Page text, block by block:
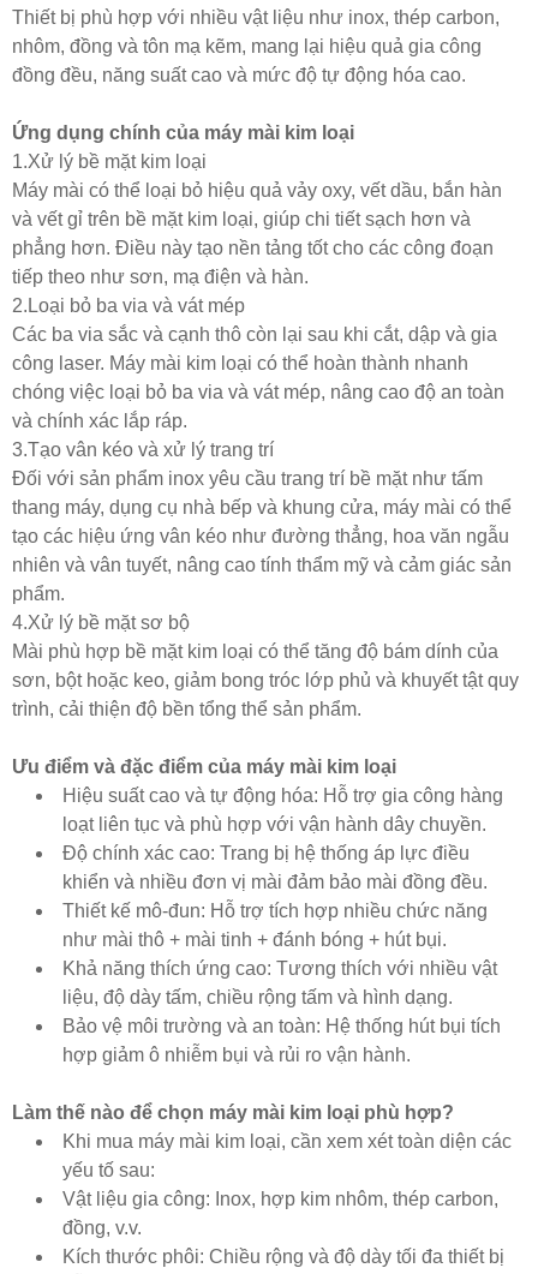
Thiết bị phù hợp với nhiều vật liệu như inox, thép carbon,
nhôm, đồng và tôn mạ kẽm, mang lại hiệu quả gia công
đồng đều, năng suất cao và mức độ tự động hóa cao.
Ứng dụng chính của máy mài kim loại
1.Xử lý bề mặt kim loại
Máy mài có thể loại bỏ hiệu quả vảy oxy, vết dầu, bắn hàn
và vết gỉ trên bề mặt kim loại, giúp chi tiết sạch hơn và
phẳng hơn. Điều này tạo nền tảng tốt cho các công đoạn
tiếp theo như sơn, mạ điện và hàn.
2.Loại bỏ ba via và vát mép
Các ba via sắc và cạnh thô còn lại sau khi cắt, dập và gia
công laser. Máy mài kim loại có thể hoàn thành nhanh
chóng việc loại bỏ ba via và vát mép, nâng cao độ an toàn
và chính xác lắp ráp.
3.Tạo vân kéo và xử lý trang trí
Đối với sản phẩm inox yêu cầu trang trí bề mặt như tấm
thang máy, dụng cụ nhà bếp và khung cửa, máy mài có thể
tạo các hiệu ứng vân kéo như đường thẳng, hoa văn ngẫu
nhiên và vân tuyết, nâng cao tính thẩm mỹ và cảm giác sản
phẩm.
4.Xử lý bề mặt sơ bộ
Mài phù hợp bề mặt kim loại có thể tăng độ bám dính của
sơn, bột hoặc keo, giảm bong tróc lớp phủ và khuyết tật quy
trình, cải thiện độ bền tổng thể sản phẩm.
Ưu điểm và đặc điểm của máy mài kim loại
Hiệu suất cao và tự động hóa: Hỗ trợ gia công hàng
loạt liên tục và phù hợp với vận hành dây chuyền.
Độ chính xác cao: Trang bị hệ thống áp lực điều
khiển và nhiều đơn vị mài đảm bảo mài đồng đều.
Thiết kế mô-đun: Hỗ trợ tích hợp nhiều chức năng
như mài thô + mài tinh + đánh bóng + hút bụi.
Khả năng thích ứng cao: Tương thích với nhiều vật
liệu, độ dày tấm, chiều rộng tấm và hình dạng.
Bảo vệ môi trường và an toàn: Hệ thống hút bụi tích
hợp giảm ô nhiễm bụi và rủi ro vận hành.
Làm thế nào để chọn máy mài kim loại phù hợp?
Khi mua máy mài kim loại, cần xem xét toàn diện các
yếu tố sau:
Vật liệu gia công: Inox, hợp kim nhôm, thép carbon,
đồng, v.v.
Kích thước phôi: Chiều rộng và độ dày tối đa thiết bị